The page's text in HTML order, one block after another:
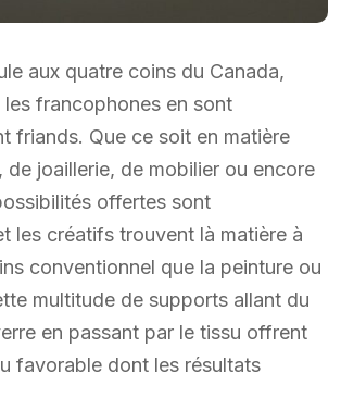
aux quatre coins du Canada,
les francophones en sont
friands. Que ce soit en matière
de joaillerie, de mobilier ou encore
offertes sont
les créatifs trouvent là matière à
conventionnel que la peinture ou
multitude de supports allant du
en passant par le tissu offrent
favorable dont les résultats